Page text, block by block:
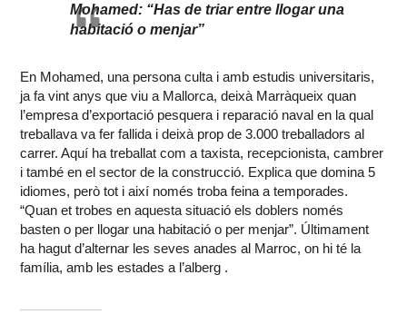
Mohamed: “Has de triar entre llogar una
habitació o menjar”
En Mohamed, una persona culta i amb estudis universitaris,
ja fa vint anys que viu a Mallorca, deixà Marràqueix quan
l’empresa d’exportació pesquera i reparació naval en la qual
treballava va fer fallida i deixà prop de 3.000 treballadors al
carrer. Aquí ha treballat com a taxista, recepcionista, cambrer
i també en el sector de la construcció. Explica que domina 5
idiomes, però tot i així només troba feina a temporades.
“Quan et trobes en aquesta situació els doblers només
basten o per llogar una habitació o per menjar”. Últimament
ha hagut d’alternar les seves anades al Marroc, on hi té la
família, amb les estades a l’alberg .